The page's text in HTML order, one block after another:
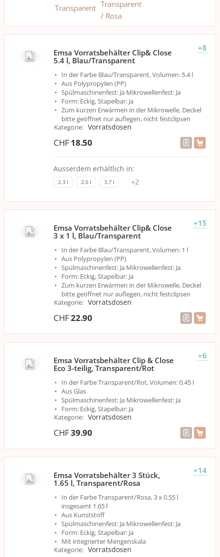
+8
Emsa Vorratsbehälter Clip& Close
5.4 l, Blau/Transparent
In der Farbe Blau/Transparent, Volumen: 5.4 l
Aus Polypropylen (PP)
Spülmaschinenfest: Ja Mikrowellenfest: Ja
Form: Eckig, Stapelbar: Ja
Zum kurzen Erwärmen in der Mikrowelle, Deckel
bitte geöffnet nur auflegen, nicht festclipsen
Kategorie: Vorratsdosen
CHF18.50
Ausserdem erhältlich in:
2.3 l 2.6 l 3.7 l +2
+15
Emsa Vorratsbehälter Clip& Close
3 x 1 l, Blau/Transparent
In der Farbe Blau/Transparent, Volumen: 1 l
Aus Polypropylen (PP)
Spülmaschinenfest: Ja Mikrowellenfest: Ja
Form: Eckig, Stapelbar: Ja
Zum kurzen Erwärmen in der Mikrowelle, Deckel
bitte geöffnet nur auflegen, nicht festclipsen
Kategorie: Vorratsdosen
CHF22.90
+6
Emsa Vorratsbehälter Clip & Close
Eco 3-teilig, Transparent/Rot
In der Farbe Transparent/Rot, Volumen: 0.45 l
Aus Glas
Spülmaschinenfest: Ja Mikrowellenfest: Ja
Form: Eckig, Stapelbar: Ja
Kategorie: Vorratsdosen
CHF39.90
+14
Emsa Vorratsbehälter 3 Stück,
1.65 l, Transparent/Rosa
In der Farbe Transparent/Rosa, 3 x 0.55 l
insgesamt 1.65 l
Aus Kunststoff
Spülmaschinenfest: Ja Mikrowellenfest: Ja
Form: Eckig, Stapelbar: Ja
Mit integrierter Mengenskala
Kategorie: Vorratsdosen